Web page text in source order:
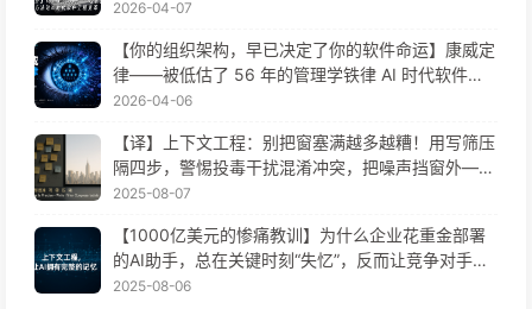
2026-04-07
【你的组织架构，早已决定了你的软件命运】康威定
律——被低估了 56 年的管理学铁律 AI 时代软件工
程变革——慢慢学AI171
2026-04-06
【译】上下文工程：别把窗塞满越多越糟！用写筛压
隔四步，警惕投毒干扰混淆冲突，把噪声挡窗外——
慢慢学AI170
2025-08-07
【1000亿美元的惨痛教训】为什么企业花重金部署
的AI助手，总在关键时刻“失忆”，反而让竞争对手实
现90%性能提升？——慢慢学AI169
2025-08-06